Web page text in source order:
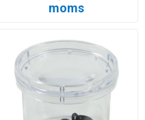
moms